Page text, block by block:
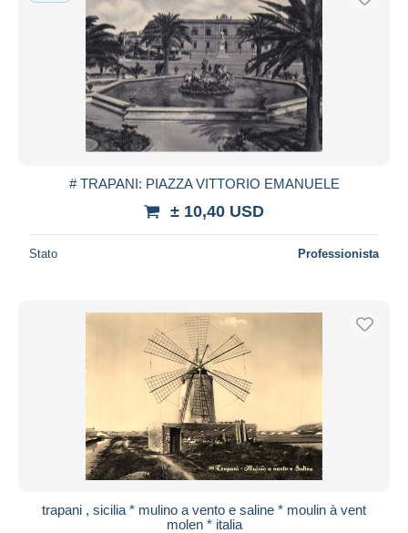
# TRAPANI: PIAZZA VITTORIO EMANUELE
± 10,40 USD
Stato Professionista
trapani , sicilia * mulino a vento e saline * moulin à vent
molen * italia